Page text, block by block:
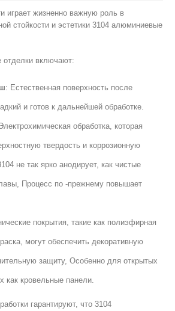
играет жизненно важную роль в
стойкости и эстетики 3104 алюминиевые
включают:
: Естественная поверхность после
и готов к дальнейшей обработке.
обработка, которая
твердость и коррозионную
не так ярко анодирует, как чистые
Процесс по -прежнему повышает
покрытия, такие как полиэфирная
могут обеспечить декоративную
защиту, Особенно для открытых
как кровельные панели.
гарантируют, что 3104